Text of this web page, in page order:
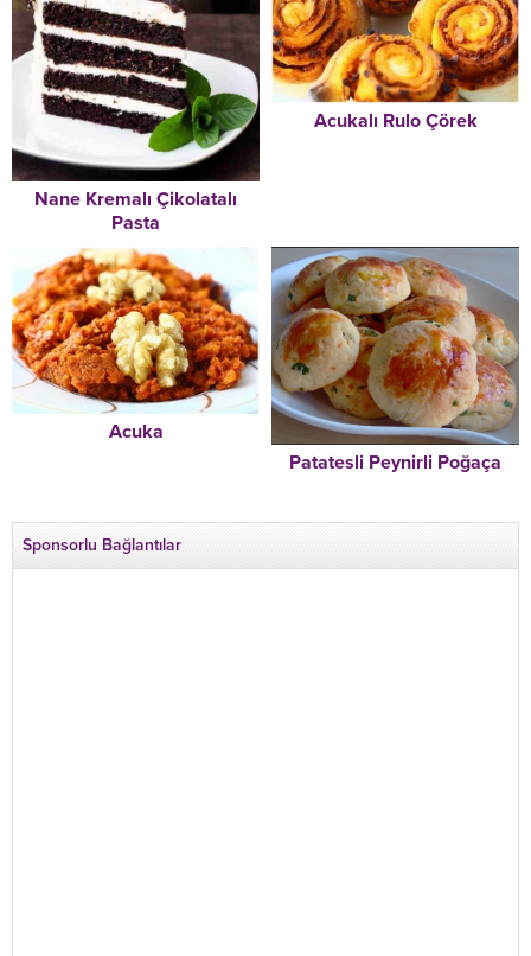
Nane Kremalı Çikolatalı
Pasta
Acukalı Rulo Çörek
Acuka
Patatesli Peynirli Poğaça
Sponsorlu Bağlantılar